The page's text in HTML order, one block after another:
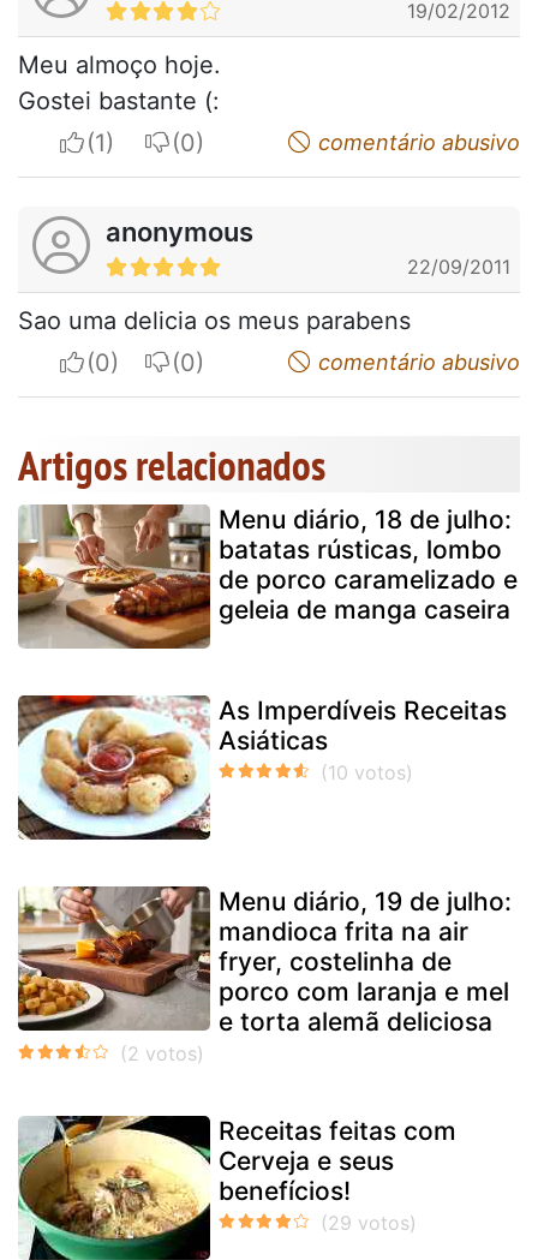
19/02/2012
Meu almoço hoje.
Gostei bastante (:
I apreciateI do not appreciatecomentário abusivo
anonymous
22/09/2011
Sao uma delicia os meus parabens
I apreciateI do not appreciatecomentário abusivo
Artigos relacionados
Menu diário, 18 de julho:
batatas rústicas, lombo
de porco caramelizado e
geleia de manga caseira
As Imperdíveis Receitas
Asiáticas
Menu diário, 19 de julho:
mandioca frita na air
fryer, costelinha de
porco com laranja e mel
e torta alemã deliciosa
Receitas feitas com
Cerveja e seus
benefícios!